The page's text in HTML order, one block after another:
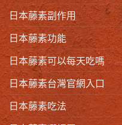
日本藤素副作用
日本藤素功能
日本藤素可以每天吃嗎
日本藤素台灣官網入口
日本藤素吃法